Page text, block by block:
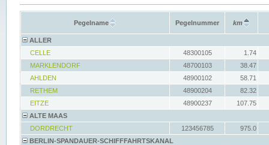
Pegelname Pegelnummer km
ALLER
CELLE
48300105
1.74
MARKLENDORF
48700103
38.47
AHLDEN
48900102
58.71
RETHEM
48900204
82.32
EITZE
48900237
107.75
ALTE MAAS
DORDRECHT
123456785
975.0
BERLIN-SPANDAUER-SCHIFFFAHRTSKANAL